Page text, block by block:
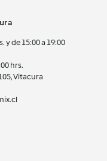
y de 15:00 a 19:00
hrs.
Vitacura